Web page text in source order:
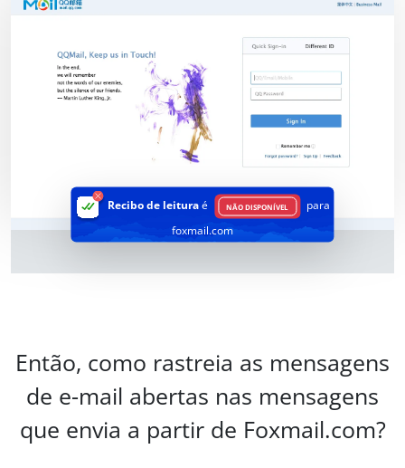
Recibo de leituraé NÃO DISPONÍVEL
para
foxmail.com
Então, como rastreia as mensagens
de e-mail abertas nas mensagens
que envia a partir de Foxmail.com?